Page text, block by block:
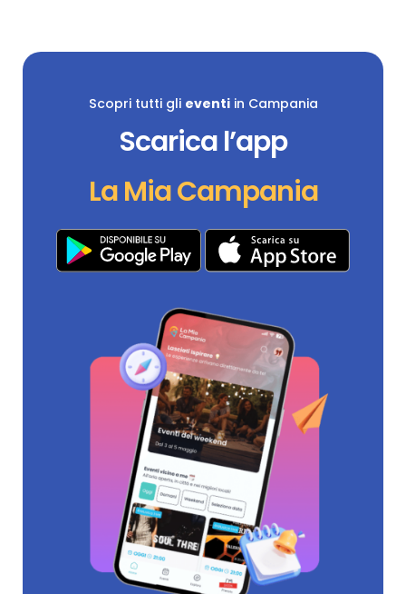
Scopri tutti gli eventiin Campania
Scarica l’app
La Mia Campania